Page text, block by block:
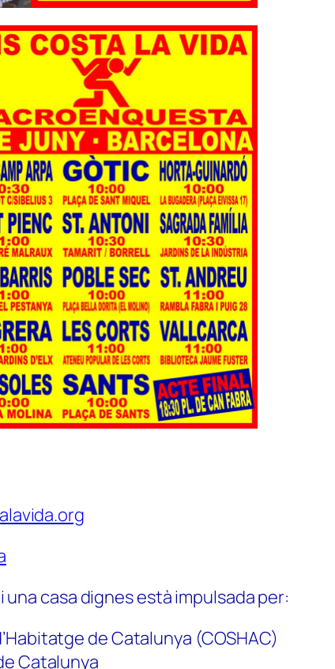
una casa dignes està impulsada per:
de Catalunya (COSHAC)
Catalunya